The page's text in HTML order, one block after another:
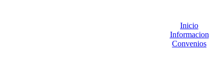
Inicio
Informacion
Convenios